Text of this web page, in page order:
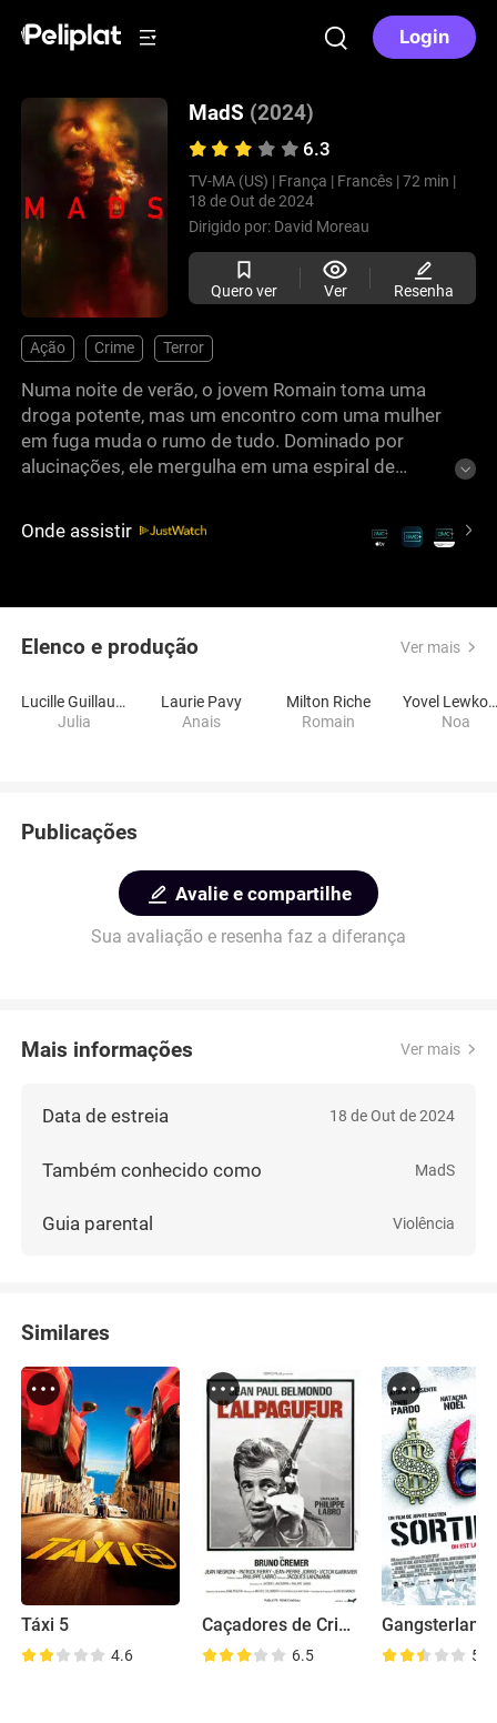
Login
MadS (2024)
6.3
TV-MA (US) | França | Francês | 72 min |
18 de Out de 2024
Dirigido por: David Moreau
Quero ver Ver Resenha
Ação Crime Terror
Numa noite de verão, o jovem Romain toma uma
droga potente, mas um encontro com uma mulher
em fuga muda o rumo de tudo. Dominado por
alucinações, ele mergulha em uma espiral de
brutal.
Onde assistir
Elenco e produção Ver mais
Lucille Guillaume
Julia
Laurie Pavy
Anais
Milton Riche
Romain
Yovel
Noa
Publicações
Avalie e compartilhe
Sua avaliação e resenha faz a diferança
Mais informações Ver mais
Data de estreia 18 de Out de 2024
Também conhecido como MadS
Guia parental Violência
Similares
Táxi 5
4.6
Caçadores de Criminosos
6.5
Gangsterland
5.5